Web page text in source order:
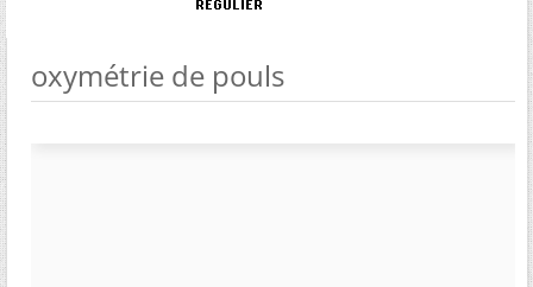
oxymétrie de pouls